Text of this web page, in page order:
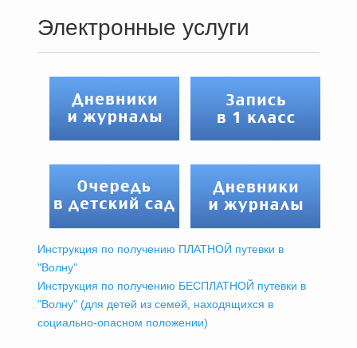
Электронные услуги
Инструкция по получению ПЛАТНОЙ путевки в
"Волну"
Инструкция по получению БЕСПЛАТНОЙ путевки в
"Волну" (для детей из семей, находящихся в
социально-опасном положении)